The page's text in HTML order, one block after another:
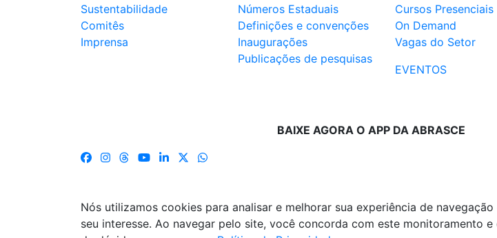
Sustentabilidade
Comitês
Imprensa
Números Estaduais
Definições e convenções
Inaugurações
Publicações de pesquisas
Cursos Presenciais
On Demand
Vagas do Setor
EVENTOS
BAIXE AGORA O APP DA ABRASCE
Nós utilizamos cookies para analisar e melhorar sua experiência de
seu interesse. Ao navegar pelo site, você concorda com este monitoramento